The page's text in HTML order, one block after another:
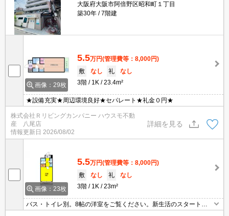
大阪府大阪市阿倍野区昭和町１丁目
築30年
7階建
画像：29枚
5.5万円(管理費等：8,000円)
敷
なし 礼
なし
3階
1K 23.4m²
★設備充実★周辺環境良好★セパレート★礼金０円★
株式会社Ｒリビングカンパニー ハウスモ不動
産 八尾店
情報更新日 2026/08/02
詳細を見る
画像：23枚
5.5万円(管理費等：8,000円)
敷
なし 礼
なし
3階
1K 23m²
バス・トイレ別。8帖の洋室をご覧ください。新生活のスタートは
ここから。